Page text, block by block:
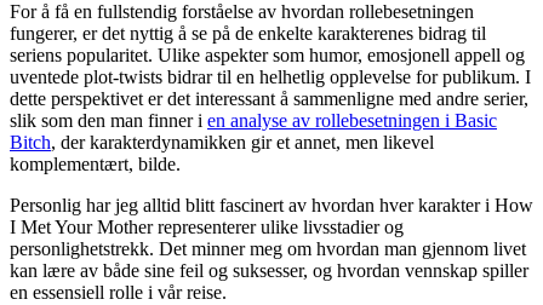
For å få en fullstendig forståelse av hvordan rollebesetningen
fungerer, er det nyttig å se på de enkelte karakterenes bidrag til
seriens popularitet. Ulike aspekter som humor, emosjonell appell og
uventede plot-twists bidrar til en helhetlig opplevelse for publikum. I
dette perspektivet er det interessant å sammenligne med andre serier,
slik som den man finner i en analyse av rollebesetningen i Basic
Bitch, der karakterdynamikken gir et annet, men likevel
komplementært, bilde.
Personlig har jeg alltid blitt fascinert av hvordan hver karakter i How
I Met Your Mother representerer ulike livsstadier og
personlighetstrekk. Det minner meg om hvordan man gjennom livet
kan lære av både sine feil og suksesser, og hvordan vennskap spiller
en essensiell rolle i vår reise.